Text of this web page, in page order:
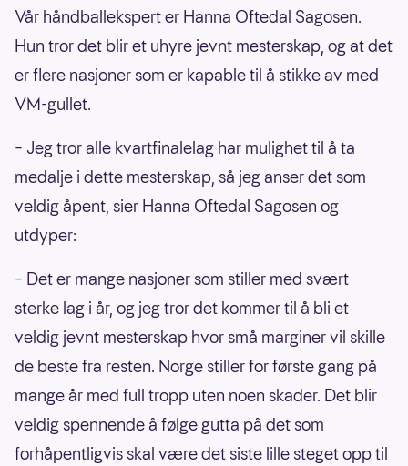
Vår håndballekspert er Hanna Oftedal Sagosen.
Hun tror det blir et uhyre jevnt mesterskap, og at det
er flere nasjoner som er kapable til å stikke av med
VM-gullet.
– Jeg tror alle kvartfinalelag har mulighet til å ta
medalje i dette mesterskap, så jeg anser det som
veldig åpent, sier Hanna Oftedal Sagosen og
utdyper:
– Det er mange nasjoner som stiller med svært
sterke lag i år, og jeg tror det kommer til å bli et
veldig jevnt mesterskap hvor små marginer vil skille
de beste fra resten. Norge stiller for første gang på
mange år med full tropp uten noen skader. Det blir
veldig spennende å følge gutta på det som
forhåpentligvis skal være det siste lille steget opp til